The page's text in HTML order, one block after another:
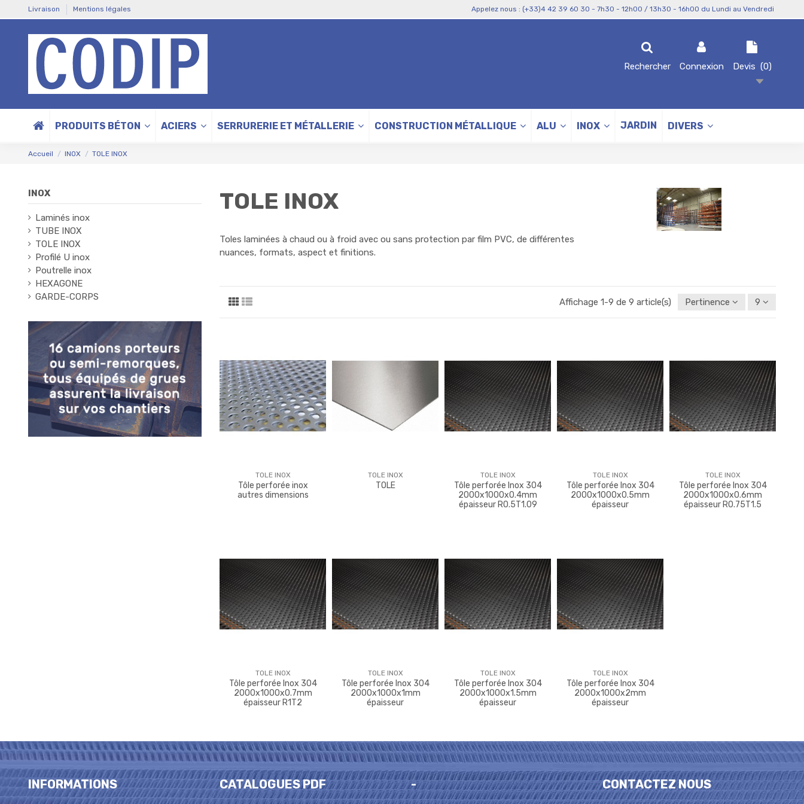
Livraison Mentions légales Appelez nous : (+33)4 42 39 60 30 - 7h30 - 12h00 / 13h30 - 16h00 du Lundi au Vendredi
Rechercher Connexion Devis (0)
PRODUITS BÉTON ACIERS SERRURERIE ET MÉTALLERIE CONSTRUCTION MÉTALLIQUE ALU INOX JARDIN DIVERS
Accueil INOX TOLE INOX
TOLE INOX
Toles laminées à chaud ou à froid avec ou sans protection par film PVC, de différentes
nuances, formats, aspect et finitions.
Affichage 1-9 de 9 article(s) Pertinence 9
TOLE INOX
Tôle perforée inox
autres dimensions
TOLE INOX
TOLE
TOLE INOX
Tôle perforée Inox 304
2000x1000x0.4mm
épaisseur R0.5T1.09
TOLE INOX
Tôle perforée Inox 304
2000x1000x0.5mm
épaisseur
TOLE INOX
Tôle perforée Inox 304
2000x1000x0.6mm
épaisseur R0.75T1.5
TOLE INOX
Tôle perforée Inox 304
2000x1000x0.7mm
épaisseur R1T2
TOLE INOX
Tôle perforée Inox 304
2000x1000x1mm
épaisseur
TOLE INOX
Tôle perforée Inox 304
2000x1000x1.5mm
épaisseur
TOLE INOX
Tôle perforée Inox 304
2000x1000x2mm
épaisseur
INOX
Laminés inox
TUBE INOX
TOLE INOX
Profilé U inox
Poutrelle inox
HEXAGONE
GARDE-CORPS
INFORMATIONS CATALOGUES PDF - CONTACTEZ NOUS